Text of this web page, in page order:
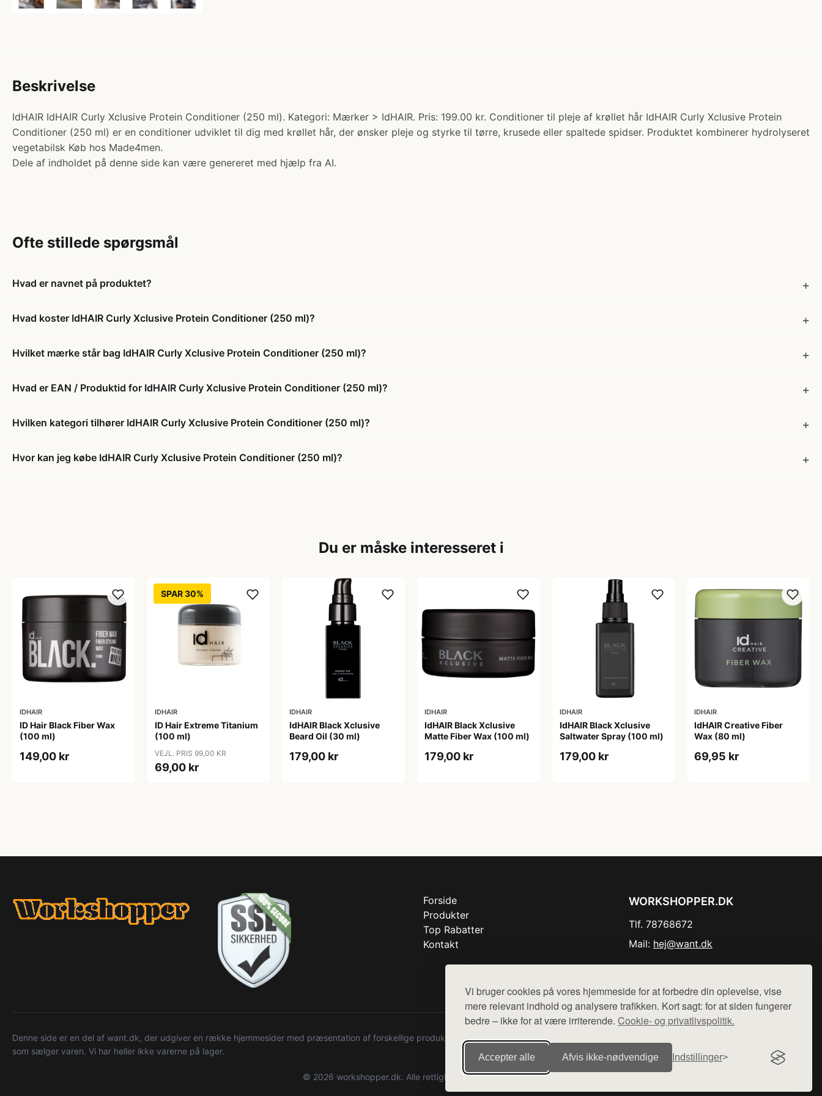
Vi bruger cookies på vores hjemmeside for at forbedre din oplevelse, vise
mere relevant indhold og analysere trafikken. Kort sagt: for at siden fungerer
bedre – ikke for at være irriterende. Cookie- og privatlivspolitik.
Accepter alle Afvis ikke‑nødvendige Indstillinger
Beskrivelse
IdHAIR IdHAIR Curly Xclusive Protein Conditioner (250 ml). Kategori: Mærker > IdHAIR. Pris: 199.00 kr. Conditioner til pleje af krøllet hår IdHAIR Curly Xclusive Protein
Conditioner (250 ml) er en conditioner udviklet til dig med krøllet hår, der ønsker pleje og styrke til tørre, krusede eller spaltede spidser. Produktet kombinerer hydrolyseret
vegetabilsk Køb hos Made4men.
Dele af indholdet på denne side kan være genereret med hjælp fra AI.
Ofte stillede spørgsmål
Hvad er navnet på produktet?
Hvad koster IdHAIR Curly Xclusive Protein Conditioner (250 ml)?
Hvilket mærke står bag IdHAIR Curly Xclusive Protein Conditioner (250 ml)?
Hvad er EAN / Produktid for IdHAIR Curly Xclusive Protein Conditioner (250 ml)?
Hvilken kategori tilhører IdHAIR Curly Xclusive Protein Conditioner (250 ml)?
Hvor kan jeg købe IdHAIR Curly Xclusive Protein Conditioner (250 ml)?
Du er måske interesseret i
IDHAIR
ID Hair Black Fiber Wax
(100 ml)
149,00 kr
SPAR 30%
IDHAIR
ID Hair Extreme Titanium
(100 ml)
VEJL. PRIS 99,00 KR
69,00 kr
IDHAIR
IdHAIR Black Xclusive
Beard Oil (30 ml)
179,00 kr
IDHAIR
IdHAIR Black Xclusive
Matte Fiber Wax (100 ml)
179,00 kr
IDHAIR
IdHAIR Black Xclusive
Saltwater Spray (100 ml)
179,00 kr
IDHAIR
IdHAIR Creative Fiber
Wax (80 ml)
69,95 kr
Forside
Produkter
Top Rabatter
Kontakt
WORKSHOPPER.DK
Tlf. 78768672
Mail: hej@want.dk
Denne side er en del af want.dk, der udgiver en række hjemmesider med præsentation af forskellige produkter fra diverse webshops. Der sælges ikke varer fra denne side - vi henviser til de shops,
som sælger varen. Vi har heller ikke varerne på lager.
© 2026 workshopper.dk. Alle rettigheder forbeholdes.